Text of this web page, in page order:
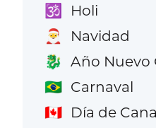
🕉️ Holi
🎅 Navidad
🐉 Año Nuevo
🇧🇷 Carnaval
🇨🇦 Día de